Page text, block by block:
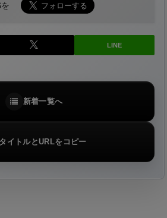
LINE
新着一覧へ
タイトルとURLをコピー